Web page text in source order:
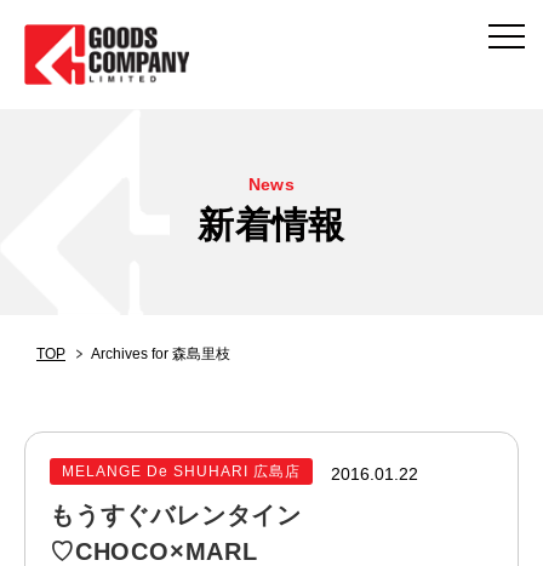
News
新着情報
TOP Archives for 森島里枝
MELANGE De SHUHARI 広島店 2016.01.22
もうすぐバレンタイン
♡CHOCO×MARL